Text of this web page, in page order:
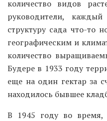
количество видов
руководители,
структуру сада что-то
географическим и
количество
Будере в 1933 году
еще на один гектар за
находилось бывшее
В 1945 году во время,